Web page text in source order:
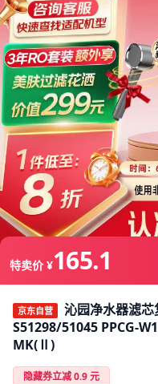
特卖价 ¥165.1
京东自营
沁园净水器滤
S51298/51045 PPCG-
MK(Ⅱ)
隐藏券立减 0.9 元